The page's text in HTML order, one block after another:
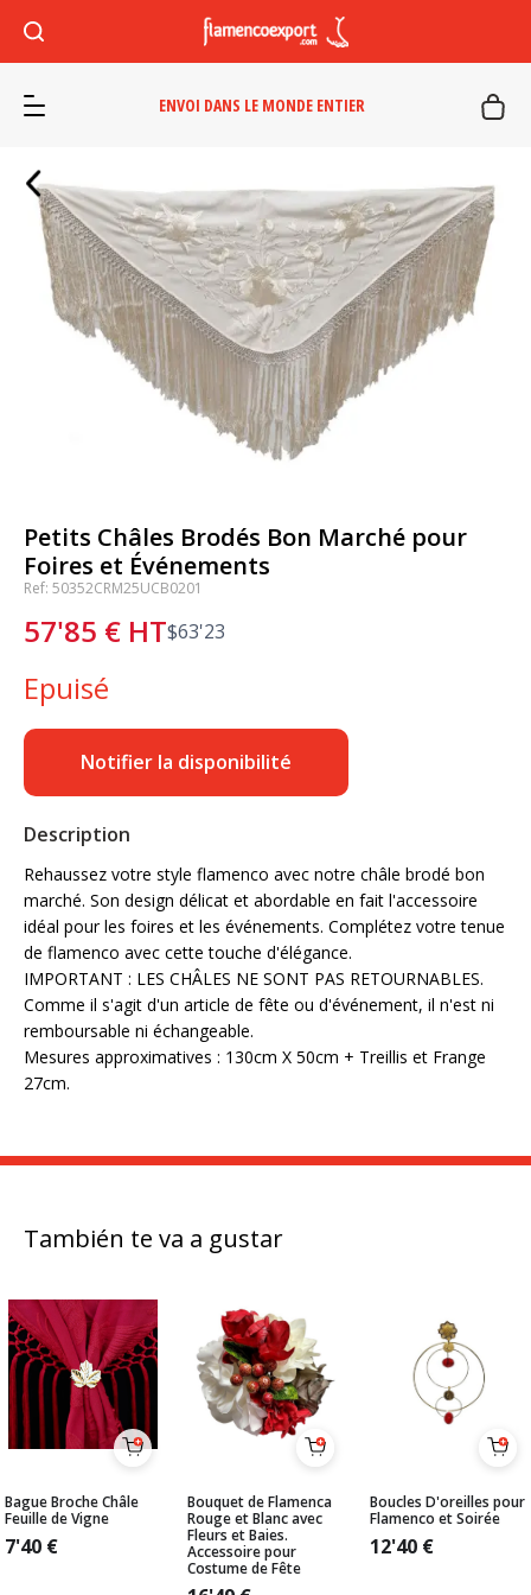
ENVOI DANS LE MONDE ENTIER
Petits Châles Brodés Bon Marché pour
Foires et Événements
Ref: 50352CRM25UCB0201
57'85 € HT$63'23
Epuisé
Notifier la disponibilité
Description
Rehaussez votre style flamenco avec notre châle brodé bon
marché. Son design délicat et abordable en fait l'accessoire
idéal pour les foires et les événements. Complétez votre tenue
de flamenco avec cette touche d'élégance.
IMPORTANT : LES CHÂLES NE SONT PAS RETOURNABLES.
Comme il s'agit d'un article de fête ou d'événement, il n'est ni
remboursable ni échangeable.
Mesures approximatives : 130cm X 50cm + Treillis et Frange
27cm.
También te va a gustar
Bague Broche Châle
Feuille de Vigne
7'40 €
Bouquet de Flamenca
Rouge et Blanc avec
Fleurs et Baies.
Accessoire pour
Costume de Fête
Boucles D'oreilles pour
Flamenco et Soirée
12'40 €